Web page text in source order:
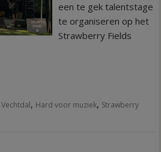
een te gek talentstage
te organiseren op het
Strawberry Fields
, Hard voor muziek, Strawberry